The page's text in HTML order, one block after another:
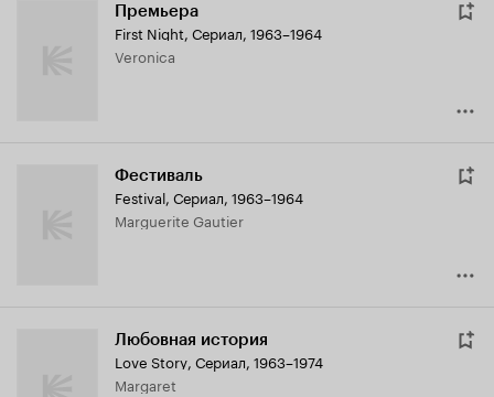
Премьера
First Night, Сериал, 1963–1964
Veronica
Фестиваль
Festival, Сериал, 1963–1964
Marguerite Gautier
Любовная история
Love Story, Сериал, 1963–1974
Margaret